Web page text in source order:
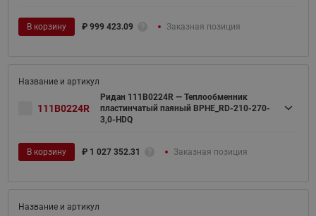
В корзину ₽ 999 423.09 Заказная позиция
111B0224R
Ридан 111B0224R — Теплообменник
пластинчатый паяный BPHE_RD-210-270-
3,0-HDQ
В корзину ₽ 1 027 352.31 Заказная позиция